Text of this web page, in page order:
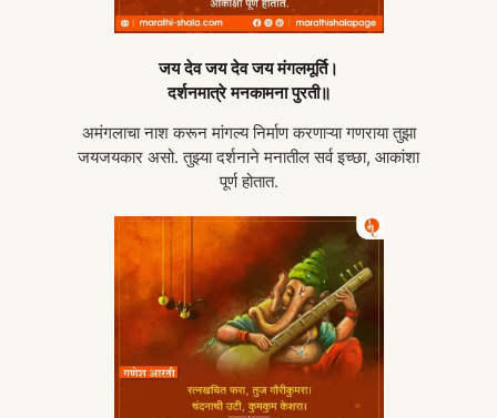
जय देव जय देव जय मंगलमूर्ति।
दर्शनमात्रे मनकामना पुरती॥
अमंगलाचा नाश करून मांगल्य निर्माण करणाऱ्या गणराया तुझा
जयजयकार असो. तुझ्या दर्शनाने मनातील सर्व इच्छा, आकांशा
पूर्ण होतात.